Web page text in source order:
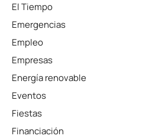
El Tiempo
Emergencias
Empleo
Empresas
Energía renovable
Eventos
Fiestas
Financiación